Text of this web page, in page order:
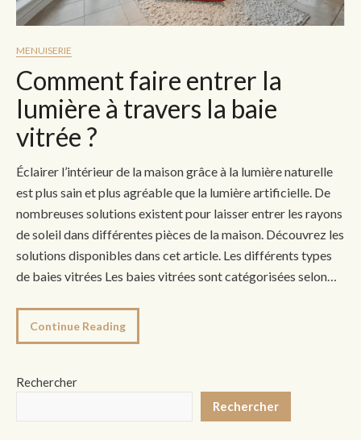
MENUISERIE
Comment faire entrer la
lumière à travers la baie
vitrée ?
Éclairer l’intérieur de la maison grâce à la lumière naturelle
est plus sain et plus agréable que la lumière artificielle. De
nombreuses solutions existent pour laisser entrer les rayons
de soleil dans différentes pièces de la maison. Découvrez les
solutions disponibles dans cet article. Les différents types
de baies vitrées Les baies vitrées sont catégorisées selon…
Continue Reading
Rechercher
Rechercher